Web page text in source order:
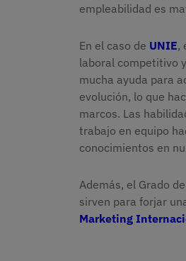
empleabilidad es
En el caso de UNIE,
laboral competitivo
mucha ayuda para
evolución, lo que
marcos. Las
trabajo en equipo
conocimientos en
Además, el Grado
sirven para forjar
Marketing